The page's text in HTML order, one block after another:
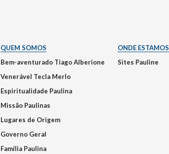
QUEM SOMOS
Bem-aventurado Tiago Alberione
Venerável Tecla Merlo
Espiritualidade Paulina
Missão Paulinas
Lugares de Origem
Governo Geral
Família Paulina
ONDE ESTAMOS
Sites Pauline